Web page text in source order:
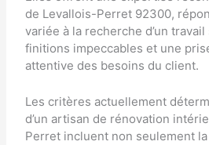
de Levallois-Perret 92300,
variée à la recherche d’un
finitions impeccables et une
attentive des besoins du client.
Les critères actuellement
d’un artisan de rénovation
Perret incluent non seulement